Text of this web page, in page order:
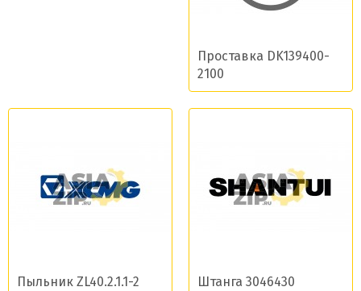
Проставка DK139400-
2100
Пыльник ZL40.2.1.1-2 Штанга 3046430